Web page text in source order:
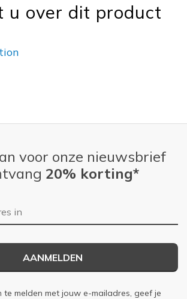
u over dit product
voor onze nieuwsbrief
20% korting*
AANMELDEN
melden met jouw e-mailadres, geef je